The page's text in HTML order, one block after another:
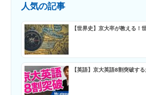
人気の記事
【世界史】京大卒が教える！
【英語】京大英語8割突破す